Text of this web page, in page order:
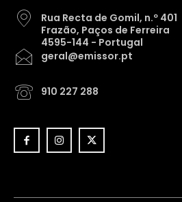
Rua Recta de Gomil, n.º 401
Frazão, Paços de Ferreira
4595-144 - Portugal
geral@emissor.pt
910 227 288